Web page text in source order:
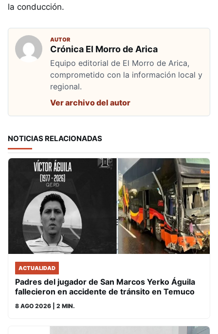
la conducción.
AUTOR
Crónica El Morro de Arica
Equipo editorial de El Morro de Arica,
comprometido con la información local y
regional.
Ver archivo del autor
NOTICIAS RELACIONADAS
ACTUALIDAD
Padres del jugador de San Marcos Yerko Águila
fallecieron en accidente de tránsito en Temuco
8 AGO 2026 | 2 MIN.